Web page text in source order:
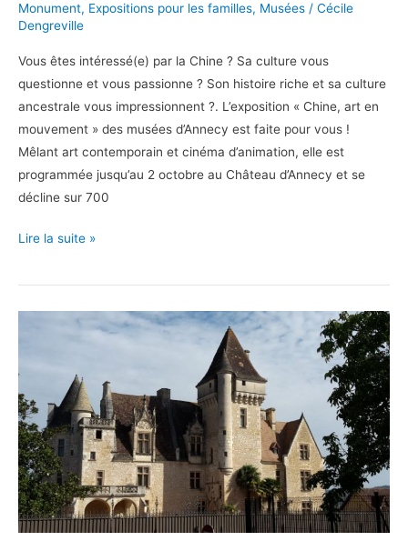
Monument, Expositions pour les familles, Musées / Cécile
Dengreville
Vous êtes intéressé(e) par la Chine ? Sa culture vous
questionne et vous passionne ? Son histoire riche et sa culture
ancestrale vous impressionnent ?. L’exposition « Chine, art en
mouvement » des musées d’Annecy est faite pour vous !
Mêlant art contemporain et cinéma d’animation, elle est
programmée jusqu’au 2 octobre au Château d’Annecy et se
décline sur 700
La
en
d’Annecy
Lire la suite »